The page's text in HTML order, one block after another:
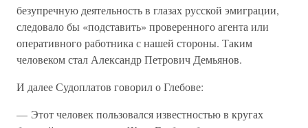
безупречную деятельность в глазах русской эмиграции,
следовало бы «подставить» проверенного агента или
оперативного работника с нашей стороны. Таким
человеком стал Александр Петрович Демьянов.
И далее Судоплатов говорил о Глебове:
— Этот человек пользовался известностью в кругах